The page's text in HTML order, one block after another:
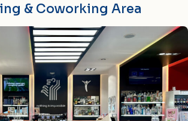
& Coworking Area